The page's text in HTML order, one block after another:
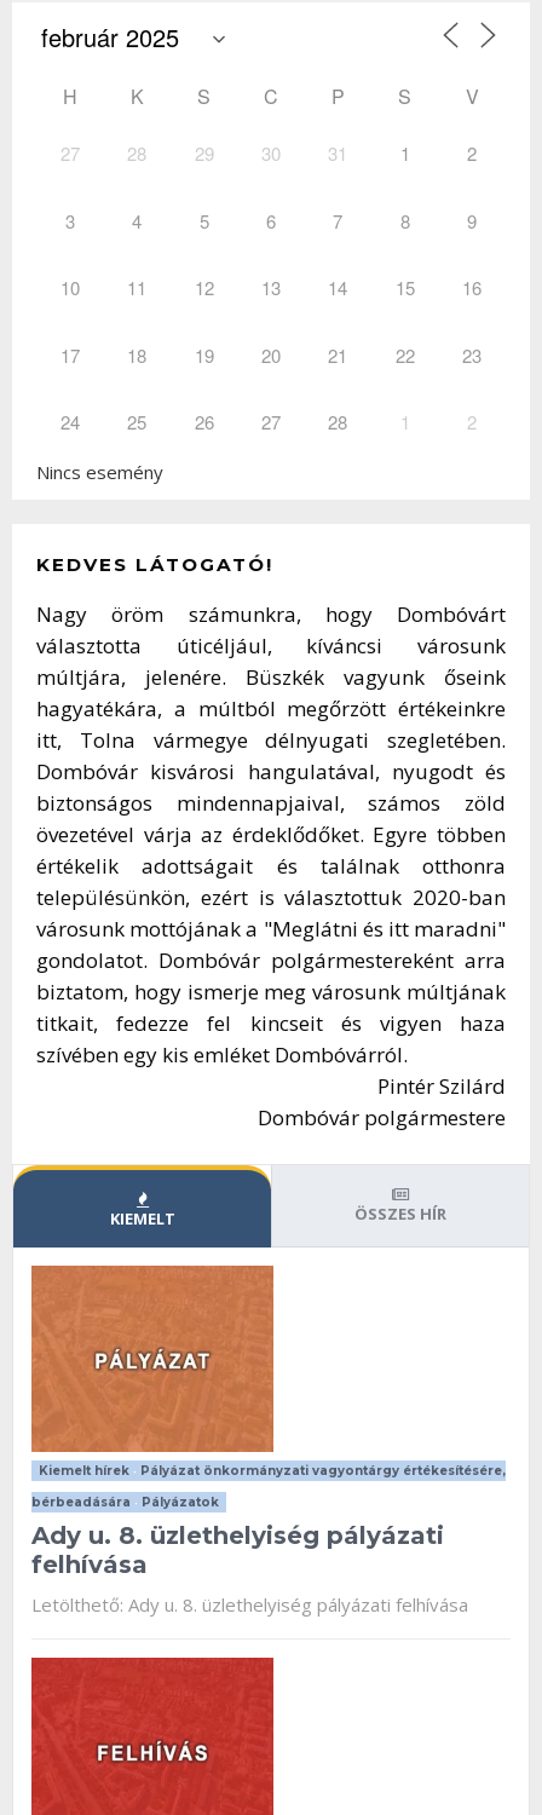
H K S C P S V
27 28 29 30 31 1 2
3 4 5 6 7 8 9
10 11 12 13 14 15 16
17 18 19 20 21 22 23
24 25 26 27 28 1 2
Nincs esemény
KEDVES LÁTOGATÓ!
Nagy öröm számunkra, hogy Dombóvárt
választotta úticéljául, kíváncsi városunk
múltjára, jelenére. Büszkék vagyunk őseink
hagyatékára, a múltból megőrzött értékeinkre
itt, Tolna vármegye délnyugati szegletében.
Dombóvár kisvárosi hangulatával, nyugodt és
biztonságos mindennapjaival, számos zöld
övezetével várja az érdeklődőket. Egyre többen
értékelik adottságait és találnak otthonra
településünkön, ezért is választottuk 2020-ban
városunk mottójának a "Meglátni és itt maradni"
gondolatot. Dombóvár polgármestereként arra
biztatom, hogy ismerje meg városunk múltjának
titkait, fedezze fel kincseit és vigyen haza
szívében egy kis emléket Dombóvárról.
Pintér Szilárd
Dombóvár polgármestere
KIEMELT ÖSSZES HÍR
Kiemelt hírek • Pályázat önkormányzati vagyontárgy értékesítésére,
bérbeadására • Pályázatok
Ady u. 8. üzlethelyiség pályázati
felhívása
Letölthető: Ady u. 8. üzlethelyiség pályázati felhívása